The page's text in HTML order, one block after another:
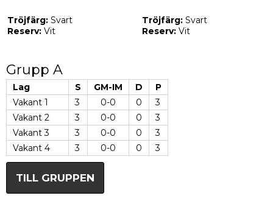
Tröjfärg: Svart
Reserv: Vit
Tröjfärg: Svart
Reserv: Vit
Grupp A
Lag S GM-IM D
P
Vakant 1
3 0-0 0
3
Vakant 2
3 0-0 0
3
Vakant 3
3 0-0 0
3
Vakant 4
3 0-0 0 3
TILL GRUPPEN